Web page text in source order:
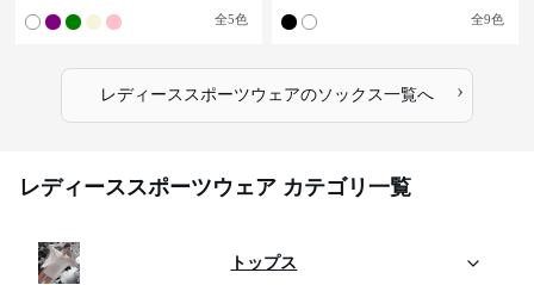
全5色 全9色
レディーススポーツウェアのソックス一覧へ ›
レディーススポーツウェア カテゴリ一覧
トップス